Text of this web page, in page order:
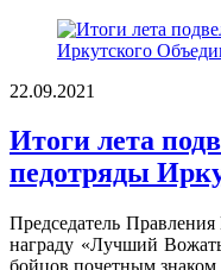
22.09.2021
Итоги лета
педотряды
Председатель
награду «Лучший